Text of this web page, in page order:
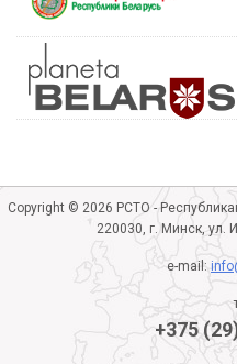
Copyright © 2026 РСТО -
220030, г. Минск, ул.
e-mail:
+375